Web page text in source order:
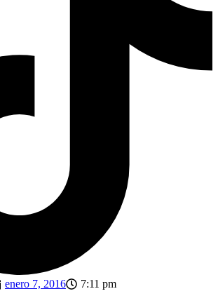
enero 7, 2016 7:11 pm